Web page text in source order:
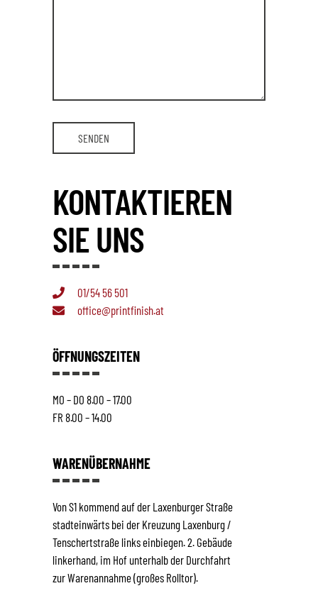
KONTAKTIEREN
SIE UNS
01/54 56 501
office@printfinish.at
ÖFFNUNGSZEITEN
MO – DO 8.00 – 17.00
FR 8.00 – 14.00
WARENÜBERNAHME
Von S1 kommend auf der Laxenburger Straße
stadteinwärts bei der Kreuzung Laxenburg /
Tenschertstraße links einbiegen. 2. Gebäude
linkerhand, im Hof unterhalb der Durchfahrt
zur Warenannahme (großes Rolltor).